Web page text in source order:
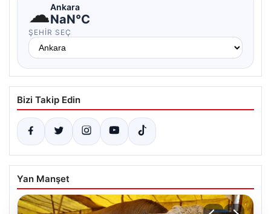
☁Ankara
NaN°C
ŞEHIR SEÇ
Bizi Takip Edin
Yan Manşet